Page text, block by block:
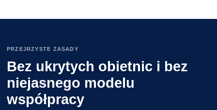
PRZEJRZYSTE ZASADY
Bez ukrytych obietnic i bez
niejasnego modelu
współpracy